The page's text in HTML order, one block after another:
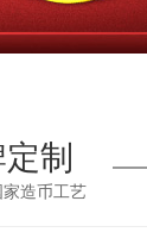
制
造币工艺